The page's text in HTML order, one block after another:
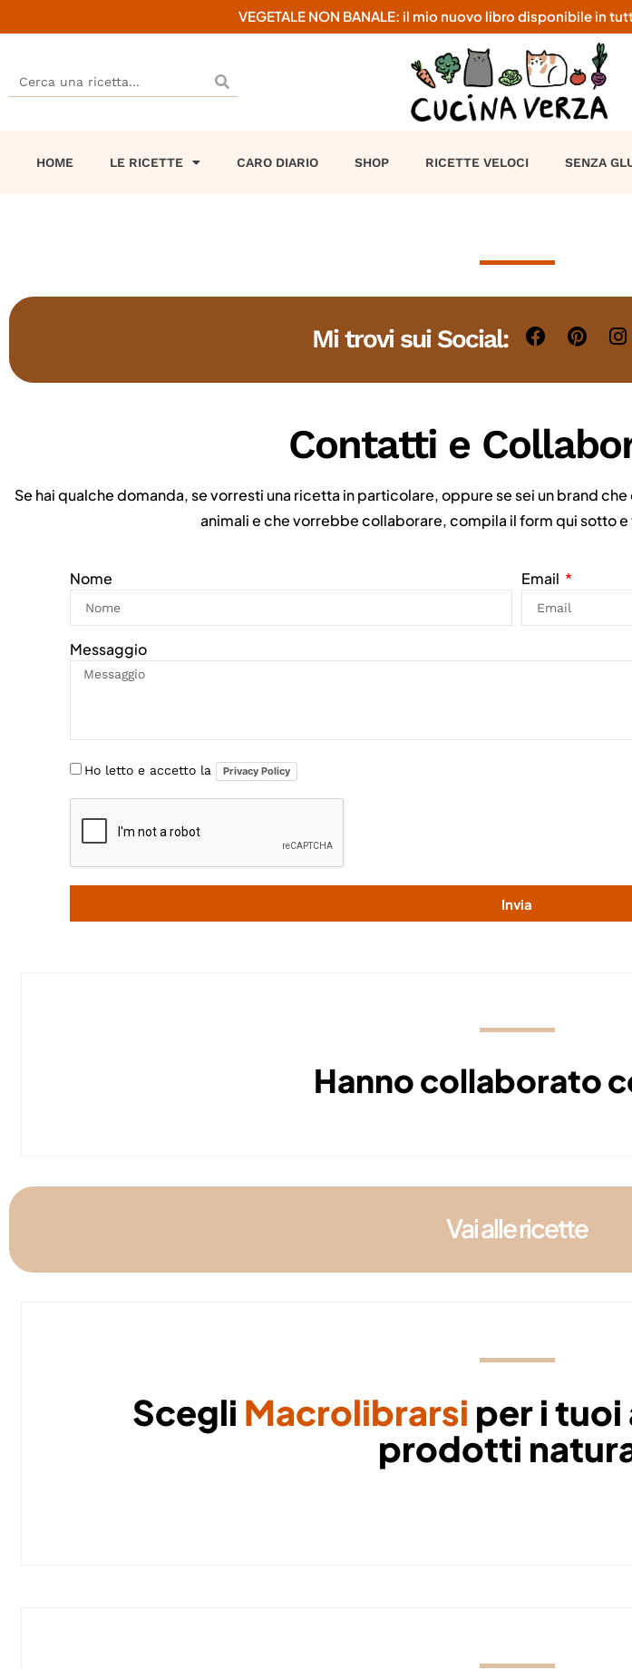
VEGETALE NON BANALE: il mio nuovo libro disponibile in
HOME LE RICETTE CARO DIARIO SHOP RICETTE VELOCI SENZA
Mi trovi sui Social:
Contatti e
Se hai qualche domanda, se vorresti una ricetta in particolare, oppure se sei un brand
animali e che vorrebbe collaborare, compila il form qui sotto
Nome Email
Messaggio
Ho letto e accetto la Privacy Policy
Invia
Hanno collaborato
Vai alle ricette
Scegli Macrolibrarsi per i
prodotti